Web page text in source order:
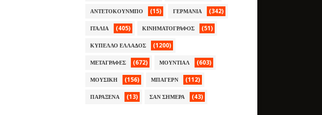
ΑΝΤΕΤΟΚΟΥΝΜΠΟ (15) ΓΕΡΜΑΝΙΑ (342)
ΙΤΑΛΙΑ (405) ΚΙΝΗΜΑΤΟΓΡΑΦΟΣ (51)
ΚΥΠΕΛΛΟ ΕΛΛΑΔΟΣ (1200)
ΜΕΤΑΓΡΑΦΕΣ (672) ΜΟΥΝΤΙΑΛ (603)
ΜΟΥΣΙΚΗ (156) ΜΠΑΓΕΡΝ (112)
ΠΑΡΑΞΕΝΑ (13) ΣΑΝ ΣΗΜΕΡΑ (43)